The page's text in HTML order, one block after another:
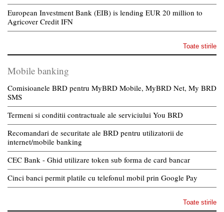
European Investment Bank (EIB) is lending EUR 20 million to
Agricover Credit IFN
Toate stirile
Mobile banking
Comisioanele BRD pentru MyBRD Mobile, MyBRD Net, My BRD
SMS
Termeni si conditii contractuale ale serviciului You BRD
Recomandari de securitate ale BRD pentru utilizatorii de
internet/mobile banking
CEC Bank - Ghid utilizare token sub forma de card bancar
Cinci banci permit platile cu telefonul mobil prin Google Pay
Toate stirile